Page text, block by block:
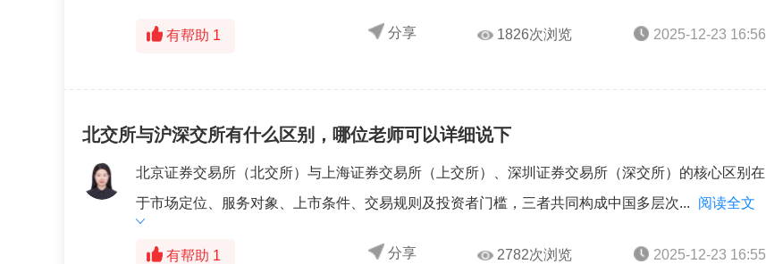
有帮助 1 分享 1826次浏览 2025-12-23 16:56
北交所与沪深交所有什么区别，哪位老师可以详细说下
北京证券交易所（北交所）与上海证券交易所（上交所）、深圳证券交易所（深交所）的核心区别在
于市场定位、服务对象、上市条件、交易规则及投资者门槛，三者共同构成中国多层次...
阅读全文
有帮助 1 分享 2782次浏览 2025-12-23 16:55